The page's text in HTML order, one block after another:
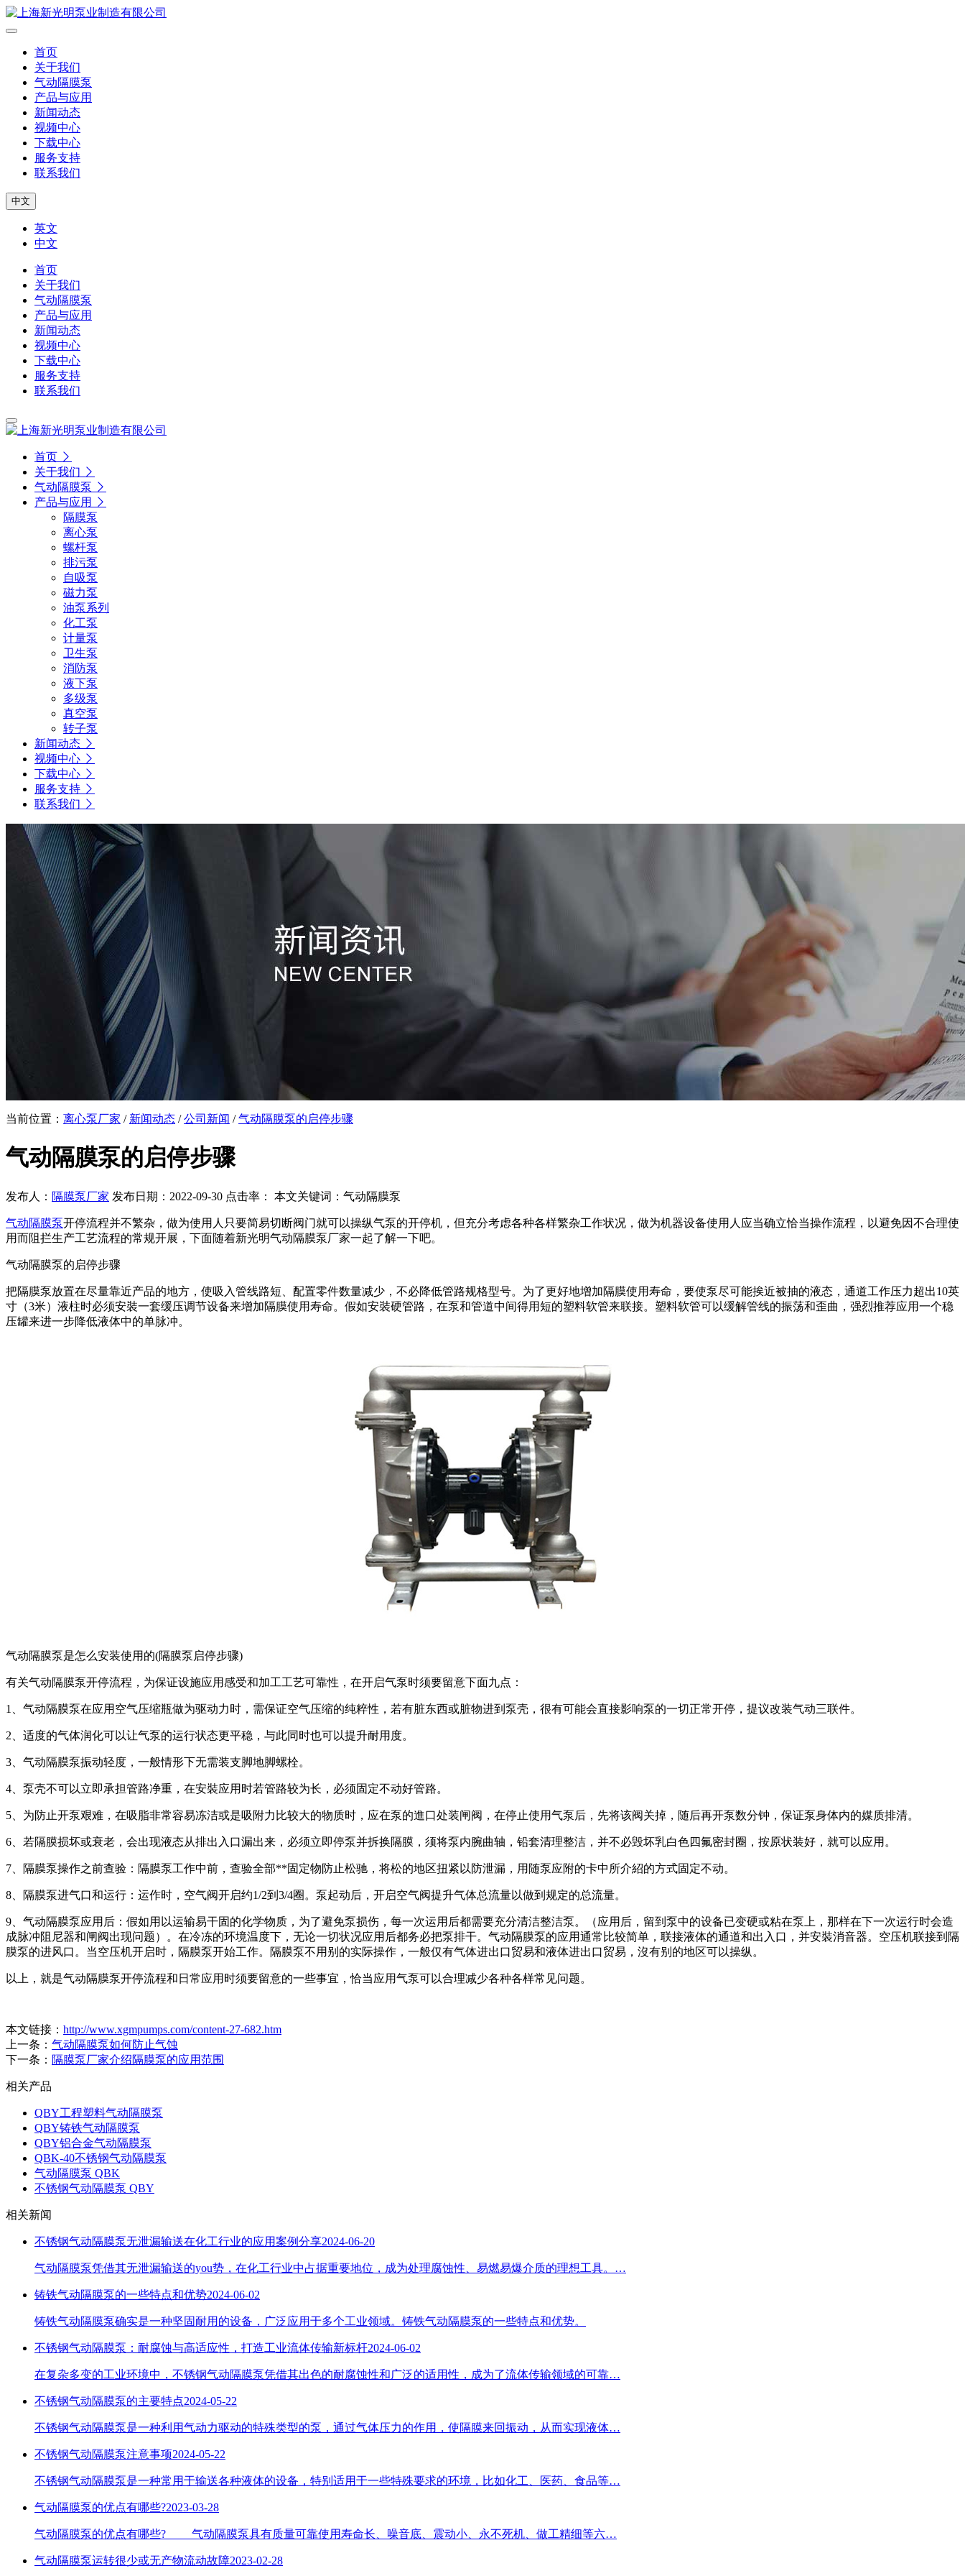
首页
关于我们
气动隔膜泵
产品与应用
新闻动态
视频中心
下载中心
服务支持
联系我们
中文
英文
中文
首页
关于我们
气动隔膜泵
产品与应用
新闻动态
视频中心
下载中心
服务支持
联系我们
首页
关于我们
气动隔膜泵
产品与应用
隔膜泵
离心泵
螺杆泵
排污泵
自吸泵
磁力泵
油泵系列
化工泵
计量泵
卫生泵
消防泵
液下泵
多级泵
真空泵
转子泵
新闻动态
视频中心
下载中心
服务支持
联系我们
当前位置： 离心泵厂家 / 新闻动态 /公司新闻 /气动隔膜泵的启停步骤
气动隔膜泵的启停步骤
发布人： 隔膜泵厂家 发布日期：2022-09-30 点击率： 本文关键词：气动隔膜泵
气动隔膜泵开停流程并不繁杂，做为使用人只要简易切断阀门就可以操纵气泵的开停机，但充分考虑各种各样繁杂工作状况，做为机器设备使用人应当确立恰当操作流程，以避免因不合理使
用而阻拦生产工艺流程的常规开展，下面随着新光明气动隔膜泵厂家一起了解一下吧。
气动隔膜泵的启停步骤
把隔膜泵放置在尽量靠近产品的地方，使吸入管线路短、配置零件数量减少，不必降低管路规格型号。为了更好地增加隔膜使用寿命，要使泵尽可能挨近被抽的液态，通道工作压力超出10英
寸（3米）液柱时必须安裝一套缓压调节设备来增加隔膜使用寿命。假如安裝硬管路，在泵和管道中间得用短的塑料软管来联接。塑料软管可以缓解管线的振荡和歪曲，强烈推荐应用一个稳
压罐来进一步降低液体中的单脉冲。
气动隔膜泵是怎么安装使用的(隔膜泵启停步骤)
有关气动隔膜泵开停流程，为保证设施应用感受和加工工艺可靠性，在开启气泵时须要留意下面九点：
1、气动隔膜泵在应用空气压缩瓶做为驱动力时，需保证空气压缩的纯粹性，若有脏东西或脏物进到泵壳，很有可能会直接影响泵的一切正常开停，提议改装气动三联件。
2、适度的气体润化可以让气泵的运行状态更平稳，与此同时也可以提升耐用度。
3、气动隔膜泵振动轻度，一般情形下无需装支脚地脚螺栓。
4、泵壳不可以立即承担管路净重，在安裝应用时若管路较为长，必须固定不动好管路。
5、为防止开泵艰难，在吸脂非常容易冻洁或是吸附力比较大的物质时，应在泵的進口处装闸阀，在停止使用气泵后，先将该阀关掉，随后再开泵数分钟，保证泵身体内的媒质排清。
6、若隔膜损坏或衰老，会出现液态从排出入口漏出来，必须立即停泵并拆换隔膜，须将泵内腕曲轴，铅套清理整洁，并不必毁坏乳白色四氟密封圈，按原状装好，就可以应用。
7、隔膜泵操作之前查验：隔膜泵工作中前，查验全部**固定物防止松驰，将松的地区扭紧以防泄漏，用随泵应附的卡中所介紹的方式固定不动。
8、隔膜泵进气口和运行：运作时，空气阀开启约1/2到3/4圈。泵起动后，开启空气阀提升气体总流量以做到规定的总流量。
9、气动隔膜泵应用后：假如用以运输易干固的化学物质，为了避免泵损伤，每一次运用后都需要充分清洁整洁泵。（应用后，留到泵中的设备已变硬或粘在泵上，那样在下一次运行时会造
成脉冲阻尼器和闸阀出现问题）。在冷冻的环境温度下，无论一切状况应用后都务必把泵排干。气动隔膜泵的应用通常比较简单，联接液体的通道和出入口，并安裝消音器。空压机联接到隔
膜泵的进风口。当空压机开启时，隔膜泵开始工作。隔膜泵不用别的实际操作，一般仅有气体进出口贸易和液体进出口贸易，沒有别的地区可以操纵。
以上，就是气动隔膜泵开停流程和日常应用时须要留意的一些事宜，恰当应用气泵可以合理减少各种各样常见问题。
本文链接： http://www.xgmpumps.com/content-27-682.htm
上一条： 气动隔膜泵如何防止气蚀
下一条： 隔膜泵厂家介绍隔膜泵的应用范围
相关产品
QBY工程塑料气动隔膜泵
QBY铸铁气动隔膜泵
QBY铝合金气动隔膜泵
QBK-40不锈钢气动隔膜泵
气动隔膜泵 QBK
不锈钢气动隔膜泵 QBY
相关新闻
不锈钢气动隔膜泵无泄漏输送在化工行业的应用案例分享2024-06-20
气动隔膜泵凭借其无泄漏输送的you势，在化工行业中占据重要地位，成为处理腐蚀性、易燃易爆介质的理想工具。…
铸铁气动隔膜泵的一些特点和优势2024-06-02
铸铁气动隔膜泵确实是一种坚固耐用的设备，广泛应用于多个工业领域。铸铁气动隔膜泵的一些特点和优势。
不锈钢气动隔膜泵：耐腐蚀与高适应性，打造工业流体传输新标杆2024-06-02
在复杂多变的工业环境中，不锈钢气动隔膜泵凭借其出色的耐腐蚀性和广泛的适用性，成为了流体传输领域的可靠…
不锈钢气动隔膜泵的主要特点2024-05-22
不锈钢气动隔膜泵是一种利用气动力驱动的特殊类型的泵，通过气体压力的作用，使隔膜来回振动，从而实现液体…
不锈钢气动隔膜泵注意事项2024-05-22
不锈钢气动隔膜泵是一种常用于输送各种液体的设备，特别适用于一些特殊要求的环境，比如化工、医药、食品等…
气动隔膜泵的优点有哪些?2023-03-28
气动隔膜泵的优点有哪些? 气动隔膜泵具有质量可靠使用寿命长、噪音底、震动小、永不死机、做工精细等六…
气动隔膜泵运转很少或无产物流动故障2023-02-28